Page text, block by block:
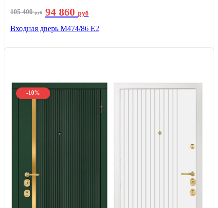
105 400руб 94 860 руб
Входная дверь М474/86 Е2
-10%